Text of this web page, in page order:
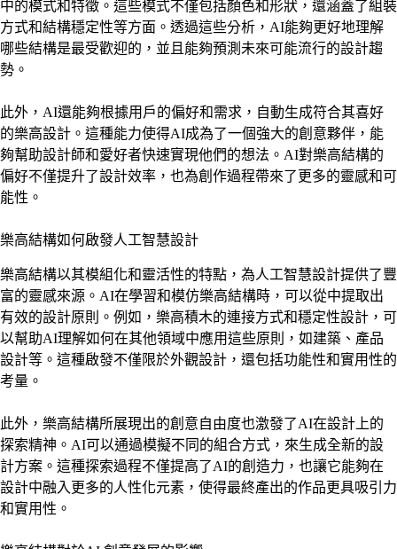
中的模式和特徵。這些模式不僅包括顏色和形狀，還涵蓋了組裝
方式和結構穩定性等方面。透過這些分析，AI能夠更好地理解
哪些結構是最受歡迎的，並且能夠預測未來可能流行的設計趨
勢。
此外，AI還能夠根據用戶的偏好和需求，自動生成符合其喜好
的樂高設計。這種能力使得AI成為了一個強大的創意夥伴，能
夠幫助設計師和愛好者快速實現他們的想法。AI對樂高結構的
偏好不僅提升了設計效率，也為創作過程帶來了更多的靈感和可
能性。
樂高結構如何啟發人工智慧設計
樂高結構以其模組化和靈活性的特點，為人工智慧設計提供了豐
富的靈感來源。AI在學習和模仿樂高結構時，可以從中提取出
有效的設計原則。例如，樂高積木的連接方式和穩定性設計，可
以幫助AI理解如何在其他領域中應用這些原則，如建築、產品
設計等。這種啟發不僅限於外觀設計，還包括功能性和實用性的
考量。
此外，樂高結構所展現出的創意自由度也激發了AI在設計上的
探索精神。AI可以通過模擬不同的組合方式，來生成全新的設
計方案。這種探索過程不僅提高了AI的創造力，也讓它能夠在
設計中融入更多的人性化元素，使得最終產出的作品更具吸引力
和實用性。